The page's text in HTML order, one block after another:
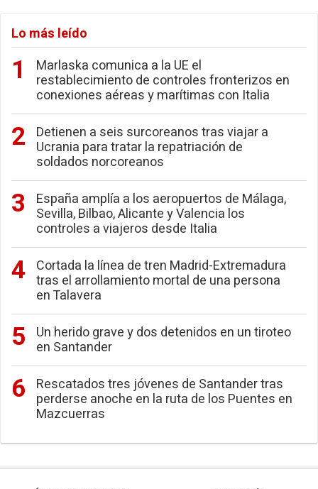
Lo más leído
Marlaska comunica a la UE el
restablecimiento de controles fronterizos en
conexiones aéreas y marítimas con Italia
Detienen a seis surcoreanos tras viajar a
Ucrania para tratar la repatriación de
soldados norcoreanos
España amplía a los aeropuertos de Málaga,
Sevilla, Bilbao, Alicante y Valencia los
controles a viajeros desde Italia
Cortada la línea de tren Madrid-Extremadura
tras el arrollamiento mortal de una persona
en Talavera
Un herido grave y dos detenidos en un tiroteo
en Santander
Rescatados tres jóvenes de Santander tras
perderse anoche en la ruta de los Puentes en
Mazcuerras